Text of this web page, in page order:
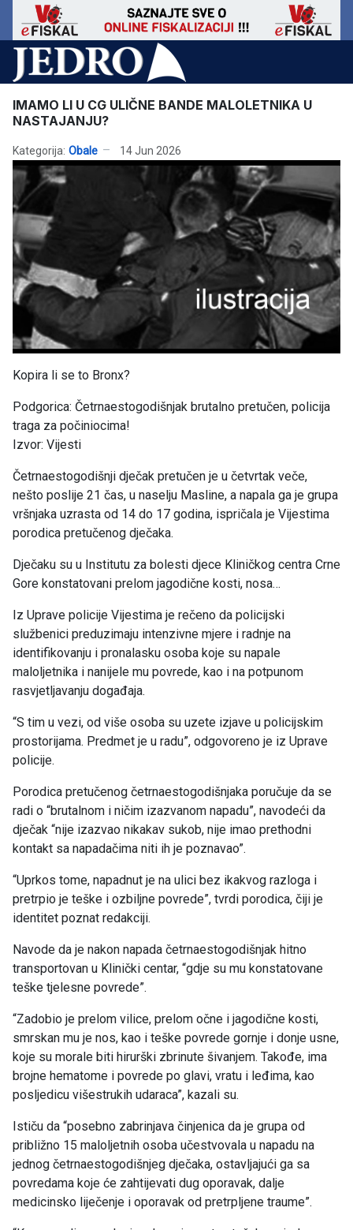
IMAMO LI U CG ULIČNE BANDE MALOLETNIKA U
NASTAJANJU?
Kategorija: Obale 14 Jun 2026
Kopira li se to Bronx?
Podgorica: Četrnaestogodišnjak brutalno pretučen, policija
traga za počiniocima!
Izvor: Vijesti
Četrnaestogodišnji dječak pretučen je u četvrtak veče,
nešto poslije 21 čas, u naselju Masline, a napala ga je grupa
vršnjaka uzrasta od 14 do 17 godina, ispričala je Vijestima
porodica pretučenog dječaka.
Dječaku su u Institutu za bolesti djece Kliničkog centra Crne
Gore konstatovani prelom jagodične kosti, nosa…
Iz Uprave policije Vijestima je rečeno da policijski
službenici preduzimaju intenzivne mjere i radnje na
identifikovanju i pronalasku osoba koje su napale
maloljetnika i nanijele mu povrede, kao i na potpunom
rasvjetljavanju događaja.
“S tim u vezi, od više osoba su uzete izjave u policijskim
prostorijama. Predmet je u radu”, odgovoreno je iz Uprave
policije.
Porodica pretučenog četrnaestogodišnjaka poručuje da se
radi o “brutalnom i ničim izazvanom napadu”, navodeći da
dječak “nije izazvao nikakav sukob, nije imao prethodni
kontakt sa napadačima niti ih je poznavao”.
“Uprkos tome, napadnut je na ulici bez ikakvog razloga i
pretrpio je teške i ozbiljne povrede”, tvrdi porodica, čiji je
identitet poznat redakciji.
Navode da je nakon napada četrnaestogodišnjak hitno
transportovan u Klinički centar, “gdje su mu konstatovane
teške tjelesne povrede”.
“Zadobio je prelom vilice, prelom očne i jagodične kosti,
smrskan mu je nos, kao i teške povrede gornje i donje usne,
koje su morale biti hirurški zbrinute šivanjem. Takođe, ima
brojne hematome i povrede po glavi, vratu i leđima, kao
posljedicu višestrukih udaraca”, kazali su.
Ističu da “posebno zabrinjava činjenica da je grupa od
približno 15 maloljetnih osoba učestvovala u napadu na
jednog četrnaestogodišnjeg dječaka, ostavljajući ga sa
povredama koje će zahtijevati dug oporavak, dalje
medicinsko liječenje i oporavak od pretrpljene traume”.